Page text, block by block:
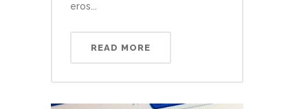
eros...
READ MORE